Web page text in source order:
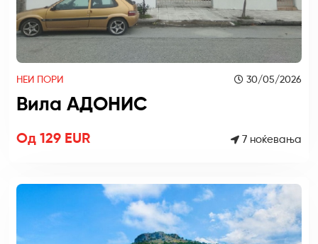
НЕИ ПОРИ 30/05/2026
Вила АДОНИС
Од 129 EUR 7 ноќевања